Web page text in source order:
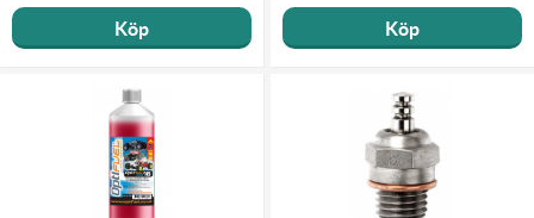
Köp Köp